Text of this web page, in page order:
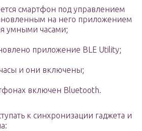
смартфон под управлением
на него приложением
умными часами;
приложение BLE Utility;
и они включены;
включен Bluetooth.
к синхронизации гаджета и